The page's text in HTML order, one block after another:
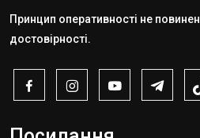
Принцип оперативності не
достовірності.